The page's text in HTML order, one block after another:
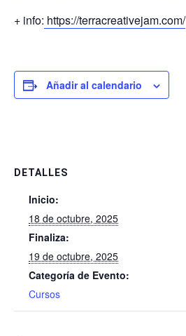
+ info: https://terracreativejam.com/
Añadir al calendario
DETALLES
Inicio:
18 de octubre, 2025
Finaliza:
19 de octubre, 2025
Categoría de Evento:
Cursos